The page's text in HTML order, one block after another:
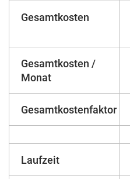
Gesamtkosten
Gesamtkosten /
Monat
Gesamtkostenfaktor
Laufzeit